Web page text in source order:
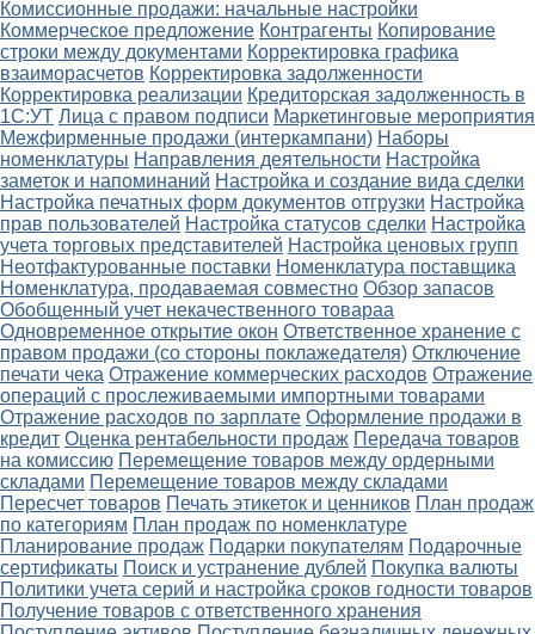
Комиссионные продажи: начальные настройки
Коммерческое предложение Контрагенты Копирование
строки между документами Корректировка графика
взаиморасчетов Корректировка задолженности
Корректировка реализации Кредиторская задолженность в
1С:УТ Лица с правом подписи Маркетинговые мероприятия
Межфирменные продажи (интеркампани) Наборы
номенклатуры Направления деятельности Настройка
заметок и напоминаний Настройка и создание вида сделки
Настройка печатных форм документов отгрузки Настройка
прав пользователей Настройка статусов сделки Настройка
учета торговых представителей Настройка ценовых групп
Неотфактурованные поставки Номенклатура поставщика
Номенклатура, продаваемая совместно Обзор запасов
Обобщенный учет некачественного товараа
Одновременное открытие окон Ответственное хранение с
правом продажи (со стороны поклажедателя) Отключение
печати чека Отражение коммерческих расходов Отражение
операций с прослеживаемыми импортными товарами
Отражение расходов по зарплате Оформление продажи в
кредит Оценка рентабельности продаж Передача товаров
на комиссию Перемещение товаров между ордерными
складами Перемещение товаров между складами
Пересчет товаров Печать этикеток и ценников План продаж
по категориям План продаж по номенклатуре
Планирование продаж Подарки покупателям Подарочные
сертификаты Поиск и устранение дублей Покупка валюты
Политики учета серий и настройка сроков годности товаров
Получение товаров с ответственного хранения